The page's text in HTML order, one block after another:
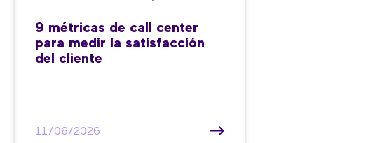
9 métricas de call center
para medir la satisfacción
del cliente
11/06/2026